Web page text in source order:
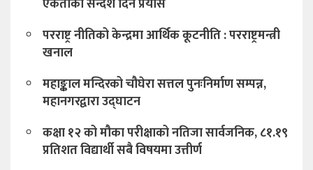
परराष्ट्र नीतिको केन्द्रमा आर्थिक कूटनीति : परराष्ट्रमन्त्री
खनाल
महाङ्काल मन्दिरको चौघेरा सत्तल पुनःनिर्माण सम्पन्न,
महानगरद्वारा उद्घाटन
कक्षा १२ को मौका परीक्षाको नतिजा सार्वजनिक, ८१.१९
प्रतिशत विद्यार्थी सबै विषयमा उत्तीर्ण